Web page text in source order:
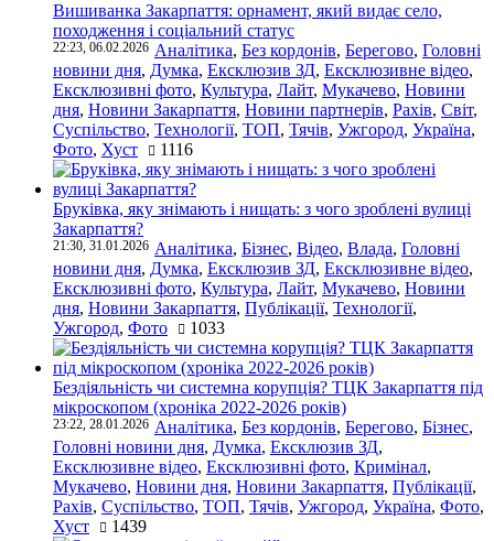
Вишиванка Закарпаття: орнамент, який видає село,
походження і соціальний статус
22:23, 06.02.2026 Аналітика, Без кордонів, Берегово, Головні
новини дня, Думка, Ексклюзив ЗД, Ексклюзивне відео,
Ексклюзивні фото, Культура, Лайт, Мукачево, Новини
дня, Новини Закарпаття, Новини партнерів, Рахів, Світ,
Суспільство, Технології, ТОП, Тячів, Ужгород, Україна,
Фото, Хуст 1116
Бруківка, яку знімають і нищать: з чого зроблені вулиці
Закарпаття?
21:30, 31.01.2026 Аналітика, Бізнес, Відео, Влада, Головні
новини дня, Думка, Ексклюзив ЗД, Ексклюзивне відео,
Ексклюзивні фото, Культура, Лайт, Мукачево, Новини
дня, Новини Закарпаття, Публікації, Технології,
Ужгород, Фото 1033
Бездіяльність чи системна корупція? ТЦК Закарпаття під
мікроскопом (хроніка 2022-2026 років)
23:22, 28.01.2026 Аналітика, Без кордонів, Берегово, Бізнес,
Головні новини дня, Думка, Ексклюзив ЗД,
Ексклюзивне відео, Ексклюзивні фото, Кримінал,
Мукачево, Новини дня, Новини Закарпаття, Публікації,
Рахів, Суспільство, ТОП, Тячів, Ужгород, Україна, Фото,
Хуст
1439